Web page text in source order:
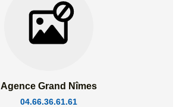
Agence Grand Nîmes
04.66.36.61.61